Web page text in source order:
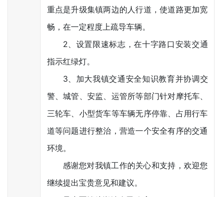
重点是升级集镇两边的人行道，使道路更加宽
畅，在一定程度上疏导车辆。
2、设置限速标志，在十字路口安装交通
指示红绿灯。
3、加大我镇交通安全知识教育并协调交
警、城管、安监、运管所等部门针对摩托车、
三轮车、小型货车等车辆无序停靠、占用行车
道等问题进行整治，营造一个安全有序的交通
环境。
感谢您对我镇工作的关心和支持，欢迎您
继续提出宝贵意见和建议。